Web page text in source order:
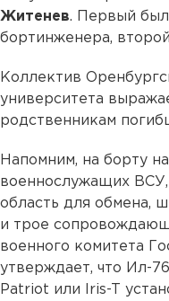
Житенев. Первый был
бортинженера,
Коллектив
университета
родственникам
Напомним, на борту
военнослужащих
область для обмена,
и трое
военного комитета
утверждает, что Ил-
Patriot или Iris-T